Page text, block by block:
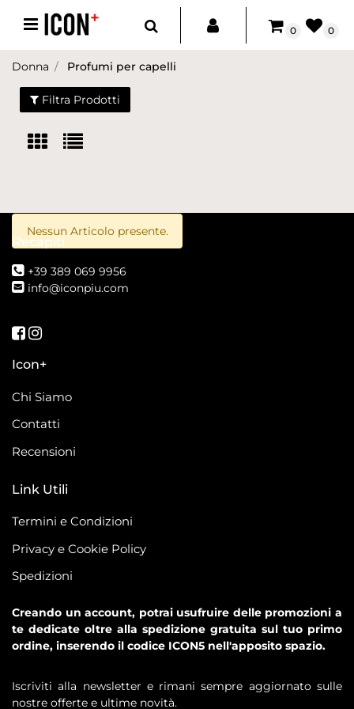
Open menu
0 0
Donna Profumi per capelli
Filtra Prodotti
Nessun Articolo presente.
Recapiti
+39 389 069 9956
info@iconpiu.com
Seguici su Facebook
Seguici su Instagram
Icon+
Chi Siamo
Contatti
Recensioni
Link Utili
Termini e Condizioni
Privacy e Cookie Policy
Spedizioni
Creando un account, potrai usufruire delle promozioni a
te dedicate oltre alla spedizione gratuita sul tuo primo
ordine, inserendo il codice ICON5 nell'apposito spazio.
Iscriviti alla newsletter e rimani sempre aggiornato sulle
nostre offerte e ultime novità.